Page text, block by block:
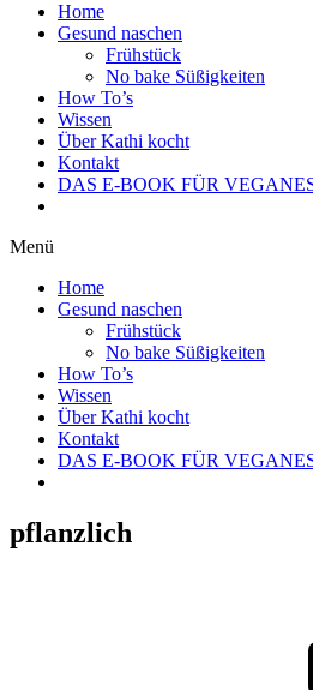
Home
Gesund naschen
Frühstück
No bake Süßigkeiten
How To’s
Wissen
Über Kathi kocht
Kontakt
DAS E-BOOK FÜR
Menü
Home
Gesund naschen
Frühstück
No bake Süßigkeiten
How To’s
Wissen
Über Kathi kocht
Kontakt
DAS E-BOOK FÜR
pflanzlich